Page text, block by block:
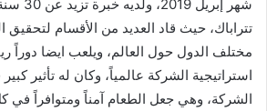
شهر
تتراباك، حيث قاد العديد من الأقسام لتحقيق
مختلف الدول حول العالم، ويلعب ايضا دوراً
استراتيجية الشركة عالمياً، وكان له تأثير
الشركة، وهي جعل الطعام آمناً ومتوافراً في